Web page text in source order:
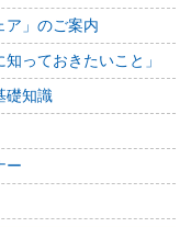
ア」のご案内
っておきたいこと」
礎知識
ー